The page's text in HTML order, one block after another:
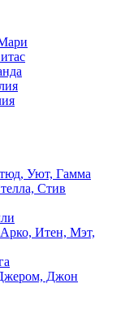
Уют, Гамма
Стив
Итен, Мэт,
Джон